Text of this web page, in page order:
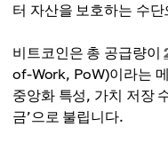
터 자산을 보호하는 수
비트코인은 총 공급량이
of-Work, PoW)이라는
중앙화 특성, 가치 저장
금’으로 불립니다.